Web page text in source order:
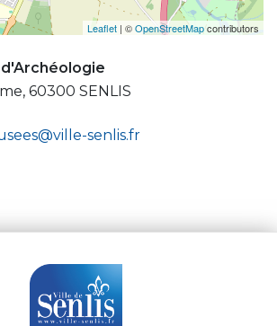
Leaflet | ©OpenStreetMapcontributors
60300 SENLIS
senlis.fr